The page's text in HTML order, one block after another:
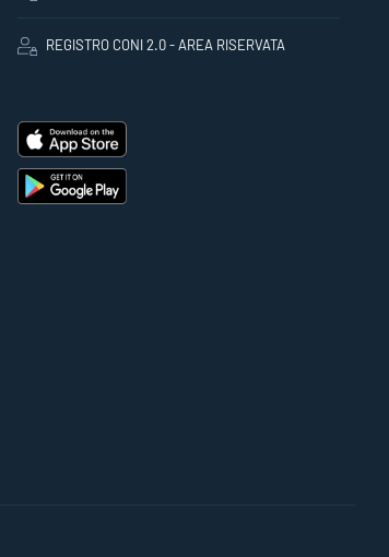
REGISTRO CONI 2.0 - AREA RISERVATA